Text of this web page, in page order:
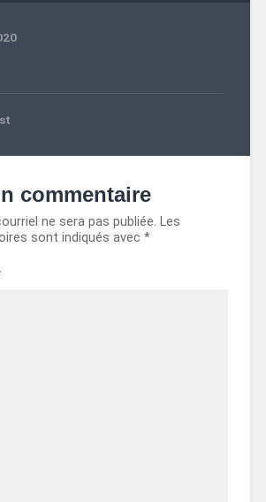
commentaire
ne sera pas publiée. Les
sont indiqués avec *